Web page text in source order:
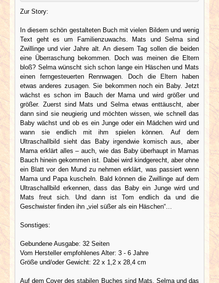
Zur Story:
In diesem schön gestalteten Buch mit vielen Bildern und wenig
Text geht es um Familienzuwachs. Mats und Selma sind
Zwillinge und vier Jahre alt. An diesem Tag sollen die beiden
eine Überraschung bekommen. Doch was meinen die Eltern
bloß? Selma wünscht sich schon lange ein Häschen und Mats
einen ferngesteuerten Rennwagen. Doch die Eltern haben
etwas anderes zusagen. Sie bekommen noch ein Baby. Jetzt
wächst es schon im Bauch der Mama und wird größer und
größer. Zuerst sind Mats und Selma etwas enttäuscht, aber
dann sind sie neugierig und möchten wissen, wie schnell das
Baby wächst und ob es ein Junge oder ein Mädchen wird und
wann sie endlich mit ihm spielen können. Auf dem
Ultraschallbild sieht das Baby irgendwie komisch aus, aber
Mama erklärt alles – auch, wie das Baby überhaupt in Mamas
Bauch hinein gekommen ist. Dabei wird kindgerecht, aber ohne
ein Blatt vor den Mund zu nehmen erklärt, was passiert wenn
Mama und Papa kuscheln. Bald können die Zwillinge auf dem
Ultraschallbild erkennen, dass das Baby ein Junge wird und
Mats freut sich. Und dann ist Tom endlich da und die
Geschwister finden ihn „viel süßer als ein Häschen“…
Sonstiges:
Gebundene Ausgabe: 32 Seiten
Vom Hersteller empfohlenes Alter: 3 - 6 Jahre
Größe und/oder Gewicht: 22 x 1,2 x 28,4 cm
Auf dem Cover des stabilen Buches sind Mats, Selma und das